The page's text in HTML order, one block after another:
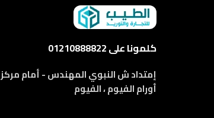
كلمونا على 01210888822
إمتداد ش النبوي المهندس - أمام مركز
أورام الفيوم ، الفيوم